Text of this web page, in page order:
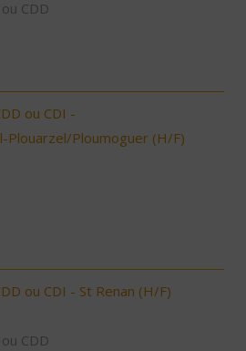
CDD
ou CDI -
Plouarzel/Ploumoguer (H/F)
ou CDI - St Renan (H/F)
CDD